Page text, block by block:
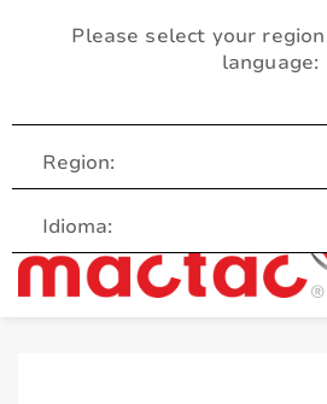
Please select your
language:
Region:
Idioma:
Servicio al Cliente